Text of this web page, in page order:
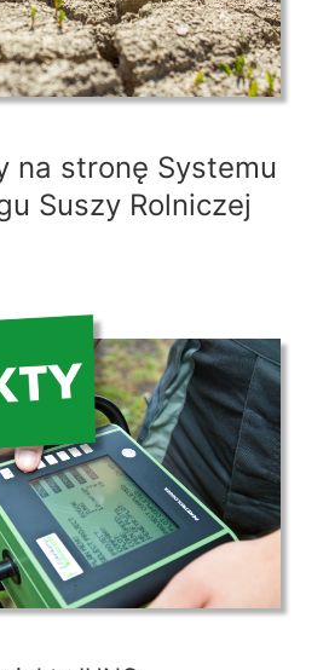
na stronę Systemu
Suszy Rolniczej